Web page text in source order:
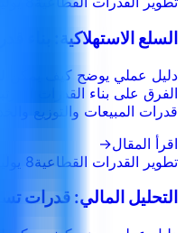
السلع الاستهلاكية: بناء
دليل عملي يوضح كيف يمكن
الفرق على بناء القدرات
قدرات المبيعات والتوزيع
اقرأ المقال→
تطوير القدرات القطاعية8 يوليو 2026
التحليل المالي: قدرات